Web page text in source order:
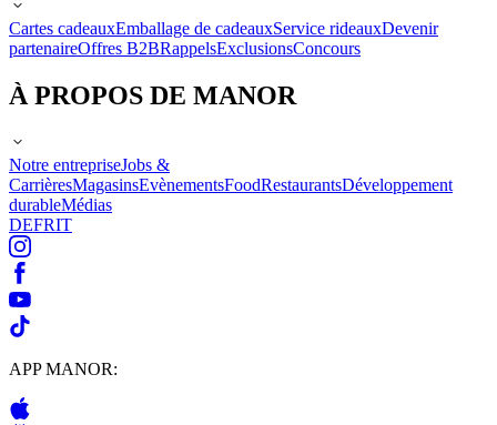
Cartes cadeauxEmballage de cadeauxService rideauxDevenir
partenaireOffres B2BRappelsExclusionsConcours
À PROPOS DE MANOR
Notre entrepriseJobs &
CarrièresMagasinsEvènementsFoodRestaurantsDéveloppement
durableMédias
DEFRIT
APP MANOR: